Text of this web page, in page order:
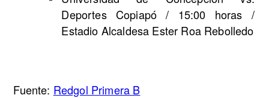
Deportes Copiapó / 15:00 horas /
Estadio Alcaldesa Ester Roa Rebolledo
Fuente: Redgol Primera B